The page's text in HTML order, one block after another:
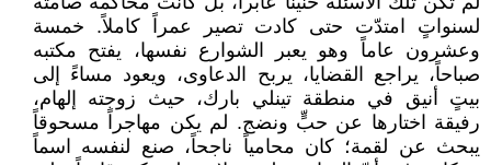
لسنواتٍ امتدّت حتى كادت تصير عمراً كاملاً. خمسة
وعشرون عاماً وهو يعبر الشوارع نفسها، يفتح مكتبه
صباحاً، يراجع القضايا، يربح الدعاوى، ويعود مساءً إلى
بيتٍ أنيق في منطقة تينلي بارك، حيث زوجته إلهام،
رفيقة اختارها عن حبٍّ ونضج. لم يكن مهاجراً مسحوقاً
يبحث عن لقمة؛ كان محامياً ناجحاً، صنع لنفسه اسماً